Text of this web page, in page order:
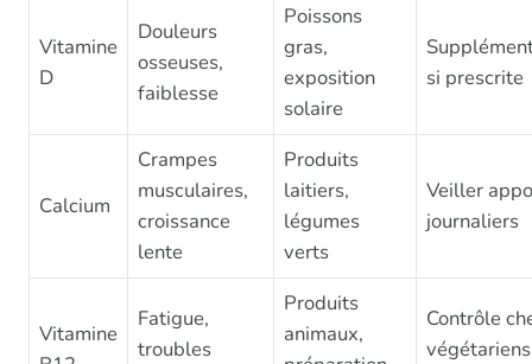
Vitamine
D
Douleurs
osseuses,
faiblesse
Poissons
gras,
exposition
solaire
si prescrite
Calcium
Crampes
musculaires,
croissance
lente
Produits
laitiers,
légumes
verts
Veiller
journaliers
Vitamine
Fatigue,
troubles
Produits
animaux,
Contrôle
végétariens